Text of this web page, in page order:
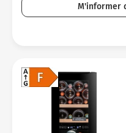
M'informer